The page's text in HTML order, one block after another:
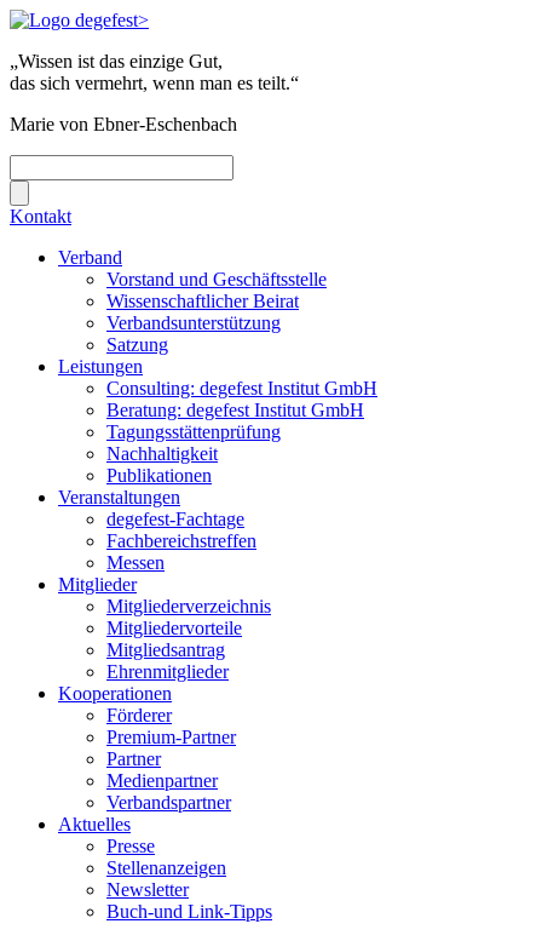
„Wissen ist das einzige Gut,
das sich vermehrt, wenn man es teilt.“
Marie von Ebner-Eschenbach
Kontakt
Verband
Vorstand und Geschäftsstelle
Wissenschaftlicher Beirat
Verbandsunterstützung
Satzung
Leistungen
Consulting: degefest Institut GmbH
Beratung: degefest Institut GmbH
Tagungsstättenprüfung
Nachhaltigkeit
Publikationen
Veranstaltungen
degefest-Fachtage
Fachbereichstreffen
Messen
Mitglieder
Mitgliederverzeichnis
Mitgliedervorteile
Mitgliedsantrag
Ehrenmitglieder
Kooperationen
Förderer
Premium-Partner
Partner
Medienpartner
Verbandspartner
Aktuelles
Presse
Stellenanzeigen
Newsletter
Buch-und Link-Tipps